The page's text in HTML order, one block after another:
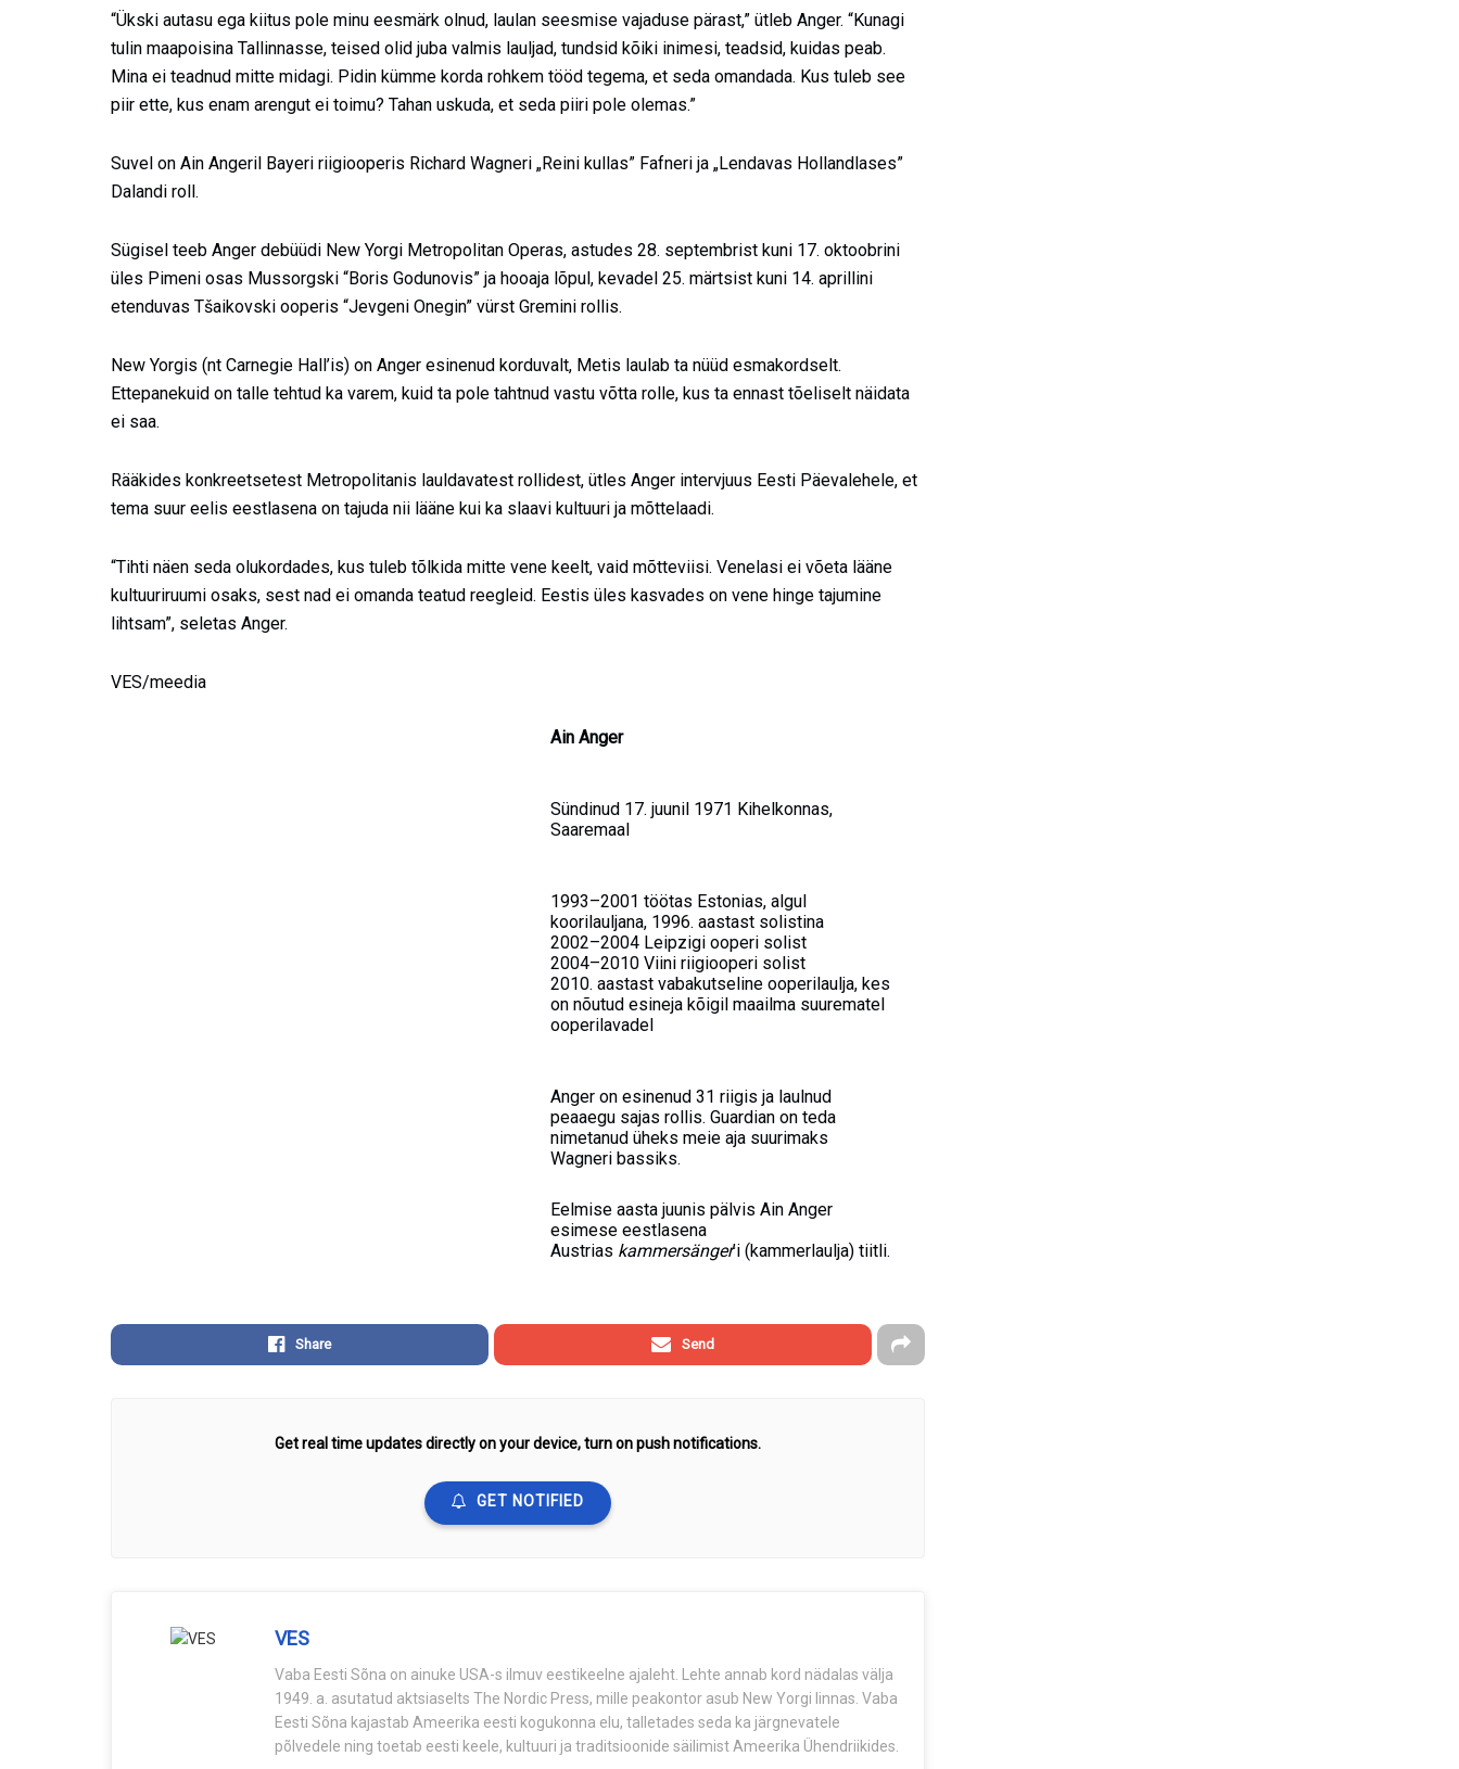
“Ükski autasu ega kiitus pole minu eesmärk olnud, laulan seesmise vajaduse pärast,” ütleb Anger. “Kunagi
tulin maapoisina Tallinnasse, teised olid juba valmis lauljad, tundsid kõiki inimesi, teadsid, kuidas peab.
Mina ei teadnud mitte midagi. Pidin kümme korda rohkem tööd tegema, et seda omandada. Kus tuleb see
piir ette, kus enam arengut ei toimu? Tahan uskuda, et seda piiri pole olemas.”
Suvel on Ain Angeril Bayeri riigiooperis Richard Wagneri „Reini kullas” Fafneri ja „Lendavas Hollandlases”
Dalandi roll.
Sügisel teeb Anger debüüdi New Yorgi Metropolitan Operas, astudes 28. septembrist kuni 17. oktoobrini
üles Pimeni osas Mussorgski “Boris Godunovis” ja hooaja lõpul, kevadel 25. märtsist kuni 14. aprillini
etenduvas Tšaikovski ooperis “Jevgeni Onegin” vürst Gremini rollis.
New Yorgis (nt Carnegie Hall’is) on Anger esinenud korduvalt, Metis laulab ta nüüd esmakordselt.
Ettepanekuid on talle tehtud ka varem, kuid ta pole tahtnud vastu võtta rolle, kus ta ennast tõeliselt näidata
ei saa.
Rääkides konkreetsetest Metropolitanis lauldavatest rollidest, ütles Anger intervjuus Eesti Päevalehele, et
tema suur eelis eestlasena on tajuda nii lääne kui ka slaavi kultuuri ja mõttelaadi.
“Tihti näen seda olukordades, kus tuleb tõlkida mitte vene keelt, vaid mõtteviisi. Venelasi ei võeta lääne
kultuuriruumi osaks, sest nad ei omanda teatud reegleid. Eestis üles kasvades on vene hinge tajumine
lihtsam”, seletas Anger.
VES/meedia
Ain Anger
Sündinud 17. juunil 1971 Kihelkonnas,
Saaremaal
1993–2001 töötas Estonias, algul
koorilauljana, 1996. aastast solistina
2002–2004 Leipzigi ooperi solist
2004–2010 Viini riigiooperi solist
2010. aastast vabakutseline ooperilaulja, kes
on nõutud esineja kõigil maailma suurematel
ooperilavadel
Anger on esinenud 31 riigis ja laulnud
peaaegu sajas rollis. Guardian on teda
nimetanud üheks meie aja suurimaks
Wagneri bassiks.
Eelmise aasta juunis pälvis Ain Anger
esimese eestlasena
Austrias kammersänger’i (kammerlaulja) tiitli.
Share Send
Get real time updates directly on your device, turn on push notifications.
GET NOTIFIED
VES
Vaba Eesti Sõna on ainuke USA-s ilmuv eestikeelne ajaleht. Lehte annab kord nädalas välja
1949. a. asutatud aktsiaselts The Nordic Press, mille peakontor asub New Yorgi linnas. Vaba
Eesti Sõna kajastab Ameerika eesti kogukonna elu, talletades seda ka järgnevatele
põlvedele ning toetab eesti keele, kultuuri ja traditsioonide säilimist Ameerika Ühendriikides.